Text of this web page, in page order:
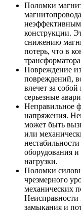
Поломки
конструкции.
снижению
потерь, что в
Повреждение
повреждений,
влечет за
серьезные
Неправильное
напряжения.
может быть
или
оборудования
нагрузки.
Поломки
чрезмерного
механических
Неисправности
замыкания и